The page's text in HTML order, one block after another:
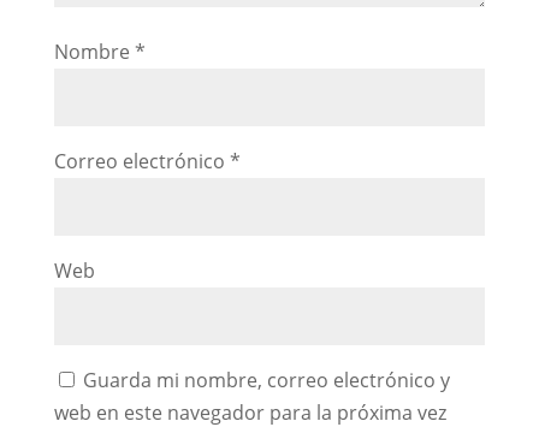
Nombre *
Correo electrónico *
Web
Guarda mi nombre, correo electrónico y
web en este navegador para la próxima vez